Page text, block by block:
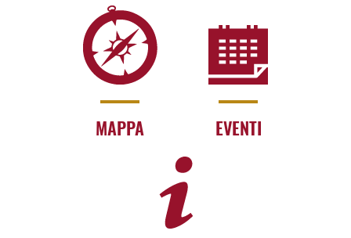
MAPPA EVENTI